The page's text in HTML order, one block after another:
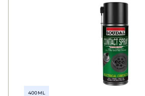
400 ML